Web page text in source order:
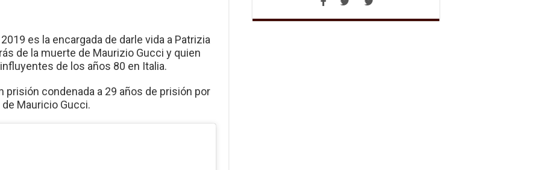
es la encargada de darle vida a Patrizia
de la muerte de Maurizio Gucci y quien
de los años 80 en Italia.
prisión condenada a 29 años de prisión por
Mauricio Gucci.